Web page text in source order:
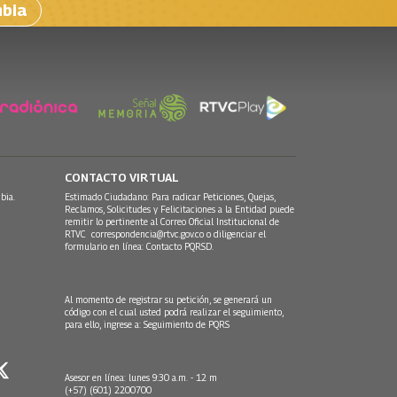
CONTACTO VIRTUAL
Estimado Ciudadano: Para radicar Peticiones, Quejas,
Reclamos, Solicitudes y Felicitaciones a la Entidad puede
remitir lo pertinente al Correo Oficial Institucional de
RTVC correspondencia@rtvc.gov.co o diligenciar el
formulario en línea: Contacto PQRSD.
Al momento de registrar su petición, se generará un
código con el cual usted podrá realizar el seguimiento,
para ello, ingrese a: Seguimiento de PQRS
Asesor en línea: lunes 9:30 a.m. - 12 m
(+57) (601) 2200700